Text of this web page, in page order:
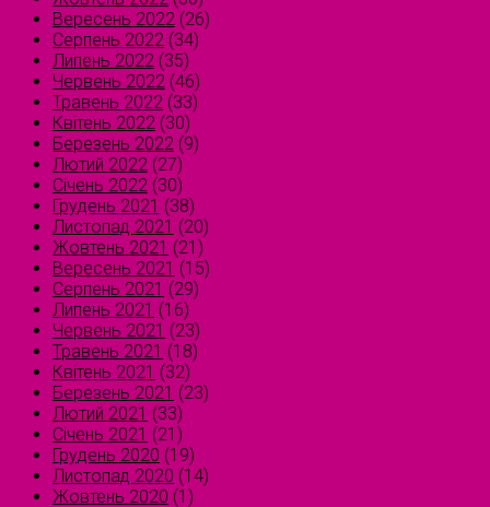
Вересень 2022 (26)
Серпень 2022 (34)
Липень 2022 (35)
Червень 2022 (46)
Травень 2022 (33)
Квітень 2022 (30)
Березень 2022 (9)
Лютий 2022 (27)
Січень 2022 (30)
Грудень 2021 (38)
Листопад 2021 (20)
Жовтень 2021 (21)
Вересень 2021 (15)
Серпень 2021 (29)
Липень 2021 (16)
Червень 2021 (23)
Травень 2021 (18)
Квітень 2021 (32)
Березень 2021 (23)
Лютий 2021 (33)
Січень 2021 (21)
Грудень 2020 (19)
Листопад 2020 (14)
Жовтень 2020 (1)